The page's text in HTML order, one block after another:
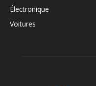
Électronique
Voitures